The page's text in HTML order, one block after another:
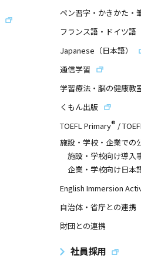
ペン習字・かきかた・
フランス語・ドイツ語
Japanese（日本語）
通信学習
学習療法・脳の健康教
くもん出版
TOEFL Primary® /
施設・学校・企業での
施設・学校向け導入
企業・学校向け日本
English Immersion
自治体・省庁との連携
財団との連携
社員採用